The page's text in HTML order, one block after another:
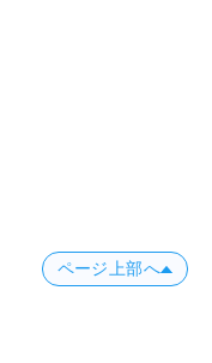
ページ上部へ